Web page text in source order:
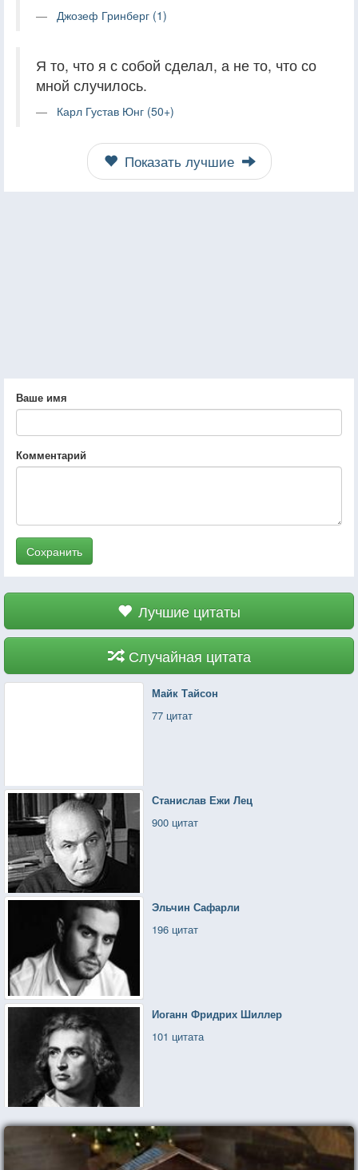
Джозеф Гринберг (1)
Я то, что я с собой сделал, а не то, что со
мной случилось.
Карл Густав Юнг (50+)
Показать лучшие
Ваше имя
Комментарий
Сохранить
Лучшие цитаты
Случайная цитата
Майк Тайсон
77 цитат
Станислав Ежи Лец
900 цитат
Эльчин Сафарли
196 цитат
Иоганн Фридрих Шиллер
101 цитата